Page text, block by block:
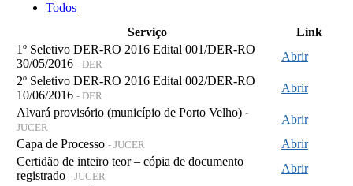
Todos
Serviço
Link
1º Seletivo DER-RO 2016 Edital 001/DER-RO
30/05/2016 - DER
Abrir
2º Seletivo DER-RO 2016 Edital 002/DER-RO
10/06/2016 - DER
Abrir
Alvará provisório (município de Porto Velho) -
JUCER
Abrir
Capa de Processo - JUCER
Abrir
Certidão de inteiro teor – cópia de documento
registrado - JUCER
Abrir